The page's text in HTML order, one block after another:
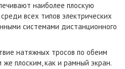
наиболее плоскую
всех типов электрических
системами дистанционного
натяжных тросов по обеим
плоским, как и рамный экран.